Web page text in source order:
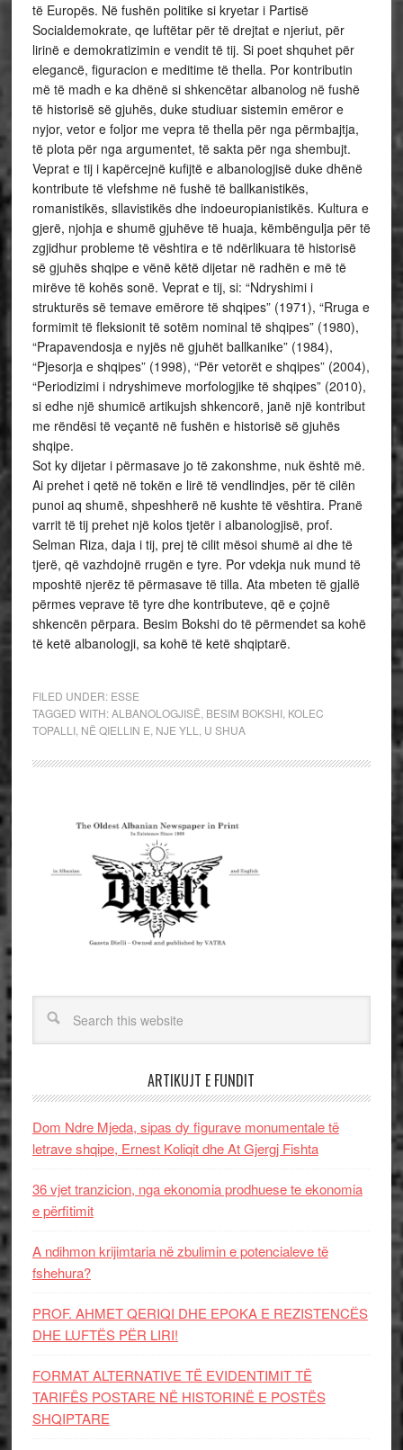
të Europës. Në fushën politike si kryetar i Partisë
Socialdemokrate, qe luftëtar për të drejtat e njeriut, për
lirinë e demokratizimin e vendit të tij. Si poet shquhet për
elegancë, figuracion e meditime të thella. Por kontributin
më të madh e ka dhënë si shkencëtar albanolog në fushë
të historisë së gjuhës, duke studiuar sistemin emëror e
nyjor, vetor e foljor me vepra të thella për nga përmbajtja,
të plota për nga argumentet, të sakta për nga shembujt.
Veprat e tij i kapërcejnë kufijtë e albanologjisë duke dhënë
kontribute të vlefshme në fushë të ballkanistikës,
romanistikës, sllavistikës dhe indoeuropianistikës. Kultura e
gjerë, njohja e shumë gjuhëve të huaja, këmbëngulja për të
zgjidhur probleme të vështira e të ndërlikuara të historisë
së gjuhës shqipe e vënë këtë dijetar në radhën e më të
mirëve të kohës sonë. Veprat e tij, si: “Ndryshimi i
strukturës së temave emërore të shqipes” (1971), “Rruga e
formimit të fleksionit të sotëm nominal të shqipes” (1980),
“Prapavendosja e nyjës në gjuhët ballkanike” (1984),
“Pjesorja e shqipes” (1998), “Për vetorët e shqipes” (2004),
“Periodizimi i ndryshimeve morfologjike të shqipes” (2010),
si edhe një shumicë artikujsh shkencorë, janë një kontribut
me rëndësi të veçantë në fushën e historisë së gjuhës
shqipe.
Sot ky dijetar i përmasave jo të zakonshme, nuk është më.
Ai prehet i qetë në tokën e lirë të vendlindjes, për të cilën
punoi aq shumë, shpeshherë në kushte të vështira. Pranë
varrit të tij prehet një kolos tjetër i albanologjisë, prof.
Selman Riza, daja i tij, prej të cilit mësoi shumë ai dhe të
tjerë, që vazhdojnë rrugën e tyre. Por vdekja nuk mund të
mposhtë njerëz të përmasave të tilla. Ata mbeten të gjallë
përmes veprave të tyre dhe kontributeve, që e çojnë
shkencën përpara. Besim Bokshi do të përmendet sa kohë
të ketë albanologji, sa kohë të ketë shqiptarë.
FILED UNDER: ESSE
TAGGED WITH:ALBANOLOGJISË BESIM BOKSHI, KOLEC
TOPALLI, NË QIELLIN E NJE YLL U SHUA
ARTIKUJT E FUNDIT
Dom Ndre Mjeda, sipas dy figurave monumentale të
letrave shqipe, Ernest Koliqit dhe At Gjergj Fishta
36 vjet tranzicion, nga ekonomia prodhuese te ekonomia
e përfitimit
A ndihmon krijimtaria në zbulimin e potencialeve të
fshehura?
PROF. AHMET QERIQI DHE EPOKA E REZISTENCЁS
DHE LUFTЁS PЁR LIRI!
FORMAT ALTERNATIVE TË EVIDENTIMIT TË
TARIFËS POSTARE NË HISTORINË E POSTËS
SHQIPTARE